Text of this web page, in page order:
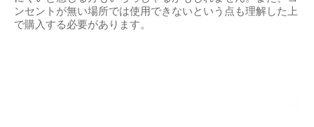
ンセントが無い場所では使用できないという点も理解した上
で購入する必要があります。